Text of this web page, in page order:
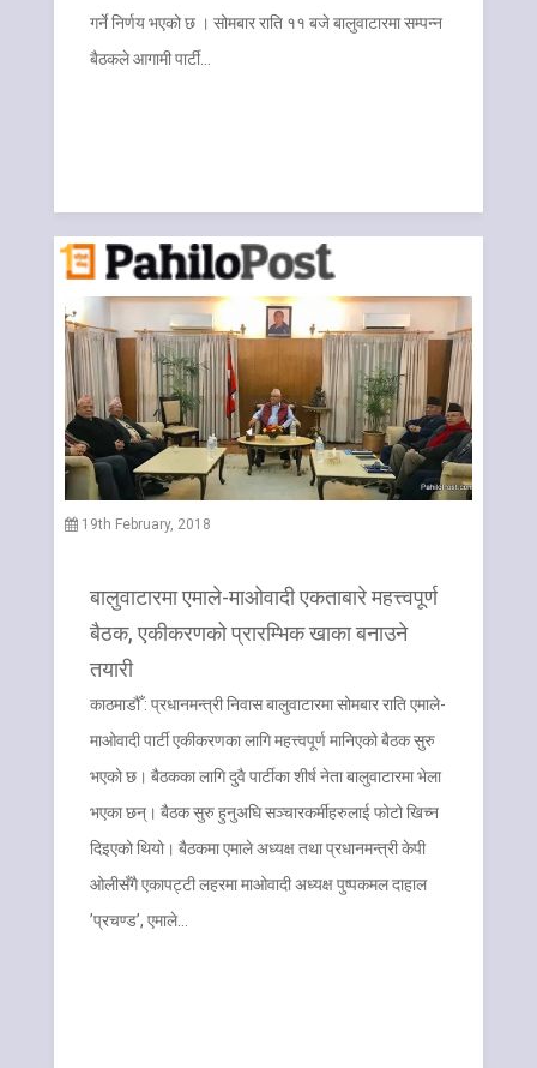
गर्ने निर्णय भएको छ । सोमबार राति ११ बजे बालुवाटारमा सम्पन्न
बैठकले आगामी पार्टी…
19th February, 2018
बालुवाटारमा एमाले-माओवादी एकताबारे महत्त्वपूर्ण
बैठक, एकीकरणको प्रारम्भिक खाका बनाउने
तयारी
काठमाडौँ : प्रधानमन्त्री निवास बालुवाटारमा सोमबार राति एमाले-
माओवादी पार्टी एकीकरणका लागि महत्त्वपूर्ण मानिएको बैठक सुरु
भएको छ। बैठकका लागि दुवै पार्टीका शीर्ष नेता बालुवाटारमा भेला
भएका छन्। बैठक सुरु हुनुअघि सञ्चारकर्मीहरुलाई फोटो खिच्न
दिइएको थियो। बैठकमा एमाले अध्यक्ष तथा प्रधानमन्त्री केपी
ओलीसँगै एकापट्टी लहरमा माओवादी अध्यक्ष पुष्पकमल दाहाल
’प्रचण्ड’, एमाले…